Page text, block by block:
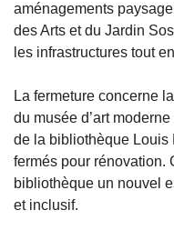
aménagements
des Arts et du Jardin
les infrastructures tout
La fermeture concerne
du musée d’art
de la bibliothèque Louis
fermés pour rénovation.
bibliothèque un nouvel
et inclusif.